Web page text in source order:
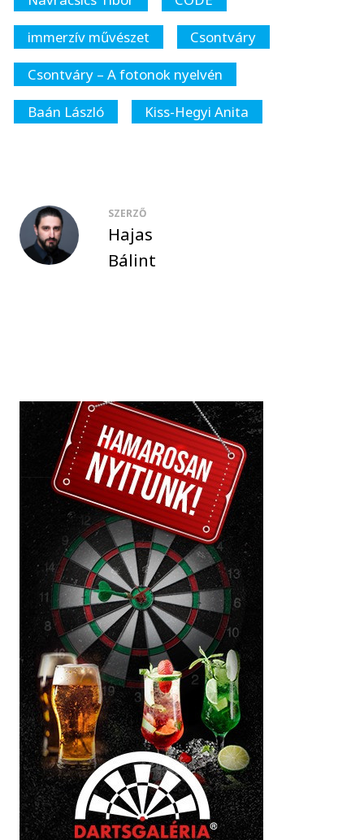
immerzív művészet
Csontváry
Csontváry – A fotonok nyelvén
Baán László
Kiss-Hegyi Anita
SZERZŐ
Hajas
Bálint